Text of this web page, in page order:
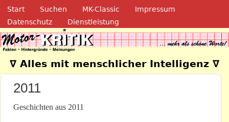
Direkt zum Inhalt
Navigation
Start Suchen MK-Classic
Impressum
Datenschutz
Dienstleistung
Motor-Kritik.de
∇ Alles mit menschlicher Intelligenz ∇
2011
Geschichten aus 2011